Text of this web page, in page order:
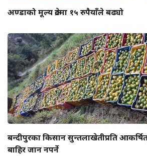
अण्डाको मूल्य क्रेटमा १५ रुपैयाँले बढ्यो
बन्दीपुरका किसान सुन्तलाखेतीप्रति
बाहिर जान नपर्ने